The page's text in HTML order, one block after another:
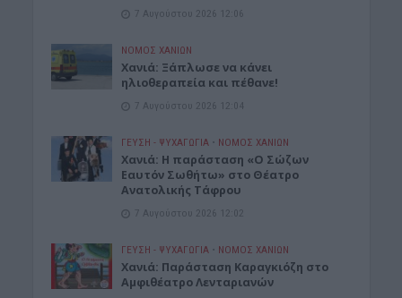
7 Αυγούστου 2026 12:06
ΝΟΜΌΣ ΧΑΝΊΩΝ
Χανιά: Ξάπλωσε να κάνει
ηλιοθεραπεία και πέθανε!
7 Αυγούστου 2026 12:04
ΓΕΎΣΗ - ΨΥΧΑΓΩΓΊΑ • ΝΟΜΌΣ ΧΑΝΊΩΝ
Χανιά: Η παράσταση «Ο Σώζων
Εαυτόν Σωθήτω» στο Θέατρο
Ανατολικής Τάφρου
7 Αυγούστου 2026 12:02
ΓΕΎΣΗ - ΨΥΧΑΓΩΓΊΑ • ΝΟΜΌΣ ΧΑΝΊΩΝ
Xανιά: Παράσταση Καραγκιόζη στο
Αμφιθέατρο Λενταριανών